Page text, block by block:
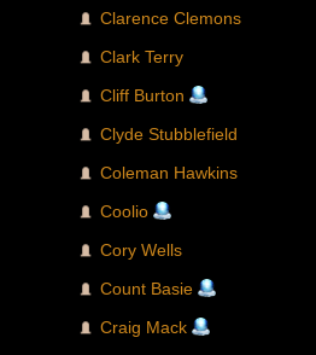
Clarence Clemons
Clark Terry
Cliff Burton
Clyde Stubblefield
Coleman Hawkins
Coolio
Cory Wells
Count Basie
Craig Mack